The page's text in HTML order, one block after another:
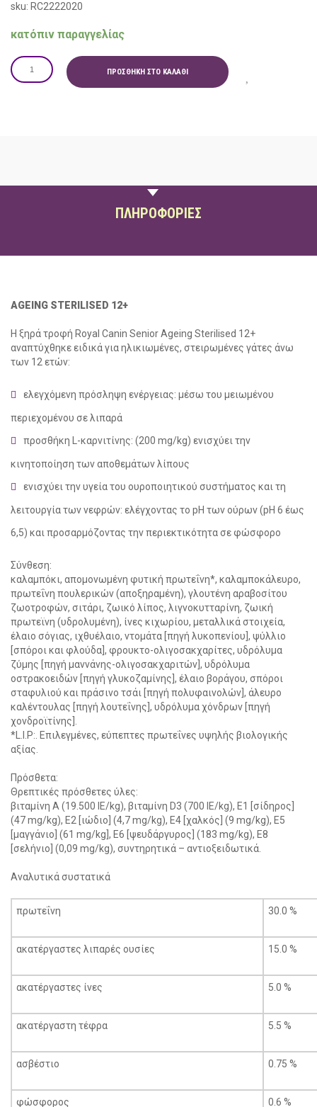
sku: RC2222020
κατόπιν παραγγελίας
ΠΡΟΣΘΉΚΗ ΣΤΟ ΚΑΛΆΘΙ
ΠΛΗΡΟΦΟΡΙΕΣ
AGEING STERILISED 12+
Η ξηρά τροφή Royal Canin Senior Ageing Sterilised 12+
αναπτύχθηκε ειδικά για ηλικιωμένες, στειρωμένες γάτες άνω
των 12 ετών:
ελεγχόμενη πρόσληψη ενέργειας: μέσω του μειωμένου
περιεχομένου σε λιπαρά
προσθήκη L-καρνιτίνης: (200 mg/kg) ενισχύει την
κινητοποίηση των αποθεμάτων λίπους
ενισχύει την υγεία του ουροποιητικού συστήματος και τη
λειτουργία των νεφρών: ελέγχοντας το pH των ούρων (pH 6 έως
6,5) και προσαρμόζοντας την περιεκτικότητα σε φώσφορο
Σύνθεση:
καλαμπόκι, απομονωμένη φυτική πρωτεΐνη*, καλαμποκάλευρο,
πρωτεΐνη πουλερικών (αποξηραμένη), γλουτένη αραβοσίτου
ζωοτροφών, σιτάρι, ζωικό λίπος, λιγνοκυτταρίνη, ζωική
πρωτεϊνη (υδρολυμένη), ίνες κιχωρίου, μεταλλικά στοιχεία,
έλαιο σόγιας, ιχθυέλαιο, ντομάτα [πηγή λυκοπενίου], ψύλλιο
[σπόροι και φλούδα], φρουκτο-ολιγοσακχαρίτες, υδρόλυμα
ζύμης [πηγή μαννάνης-ολιγοσακχαριτών], υδρόλυμα
οστρακοειδών [πηγή γλυκοζαμίνης], έλαιο βοράγου, σπόροι
σταφυλιού και πράσινο τσάι [πηγή πολυφαινολών], άλευρο
καλέντουλας [πηγή λουτεΐνης], υδρόλυμα χόνδρων [πηγή
χονδροϊτίνης].
*L.I.P:. Επιλεγμένες, εύπεπτες πρωτεΐνες υψηλής βιολογικής
αξίας.
Πρόσθετα:
Θρεπτικές πρόσθετες ύλες:
βιταμίνη A (19.500 IE/kg), βιταμίνη D3 (700 IE/kg), E1 [σίδηρος]
(47 mg/kg), E2 [ιώδιο] (4,7 mg/kg), E4 [χαλκός] (9 mg/kg), E5
[μαγγάνιο] (61 mg/kg], E6 [ψευδάργυρος] (183 mg/kg), E8
[σελήνιο] (0,09 mg/kg), συντηρητικά – αντιοξειδωτικά.
Αναλυτικά συστατικά
πρωτεΐνη 30.0 %
ακατέργαστες λιπαρές ουσίες 15.0 %
ακατέργαστες ίνες 5.0 %
ακατέργαστη τέφρα 5.5 %
ασβέστιο 0.75 %
φώσφορος 0.6 %